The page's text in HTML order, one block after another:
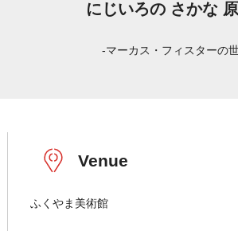
にじいろの さかな
-マーカス・フィスターの
Venue
ふくやま美術館